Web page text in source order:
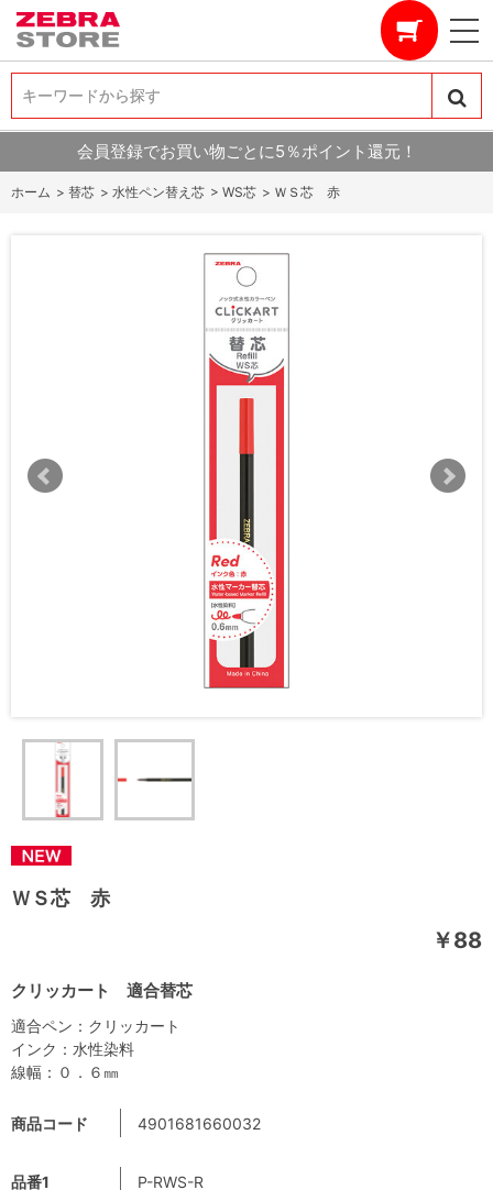
キーワードから探す
キーワードから探す
会員登録でお買い物ごとに5％ポイント還元！
ホーム > 替芯 > 水性ペン替え芯 > WS芯 > ＷＳ芯 赤
ＷＳ芯 赤
クリッカート 適合替芯
￥88
商品コード 4901681660032
品番1 P-RWS-R
適合ペン：クリッカート
インク：水性染料
線幅：０．６㎜